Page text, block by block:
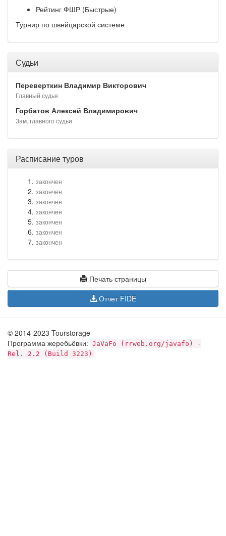
Рейтинг ФШР (Быстрые)
Турнир по швейцарской системе
Судьи
Переверткин Владимир Викторович
Главный судья
Горбатов Алексей Владимирович
Зам. главного судьи
Расписание туров
закончен
закончен
закончен
закончен
закончен
закончен
закончен
Печать страницы
Отчет FIDE
© 2014-2023 Tourstorage
Программа жеребьёвки: JaVaFo (rrweb.org/javafo) -
Rel. 2.2 (Build 3223)